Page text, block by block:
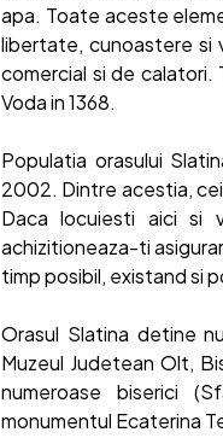
apa. Toate aceste
libertate, cunoastere si
comercial si de calatori.
Voda in 1368.
Populatia orasului
2002. Dintre acestia,
Daca locuiesti aici si
achizitioneaza-ti
timp posibil, existand si
Orasul Slatina detine
Muzeul Judetean Olt,
numeroase biserici
monumentul Ecaterina